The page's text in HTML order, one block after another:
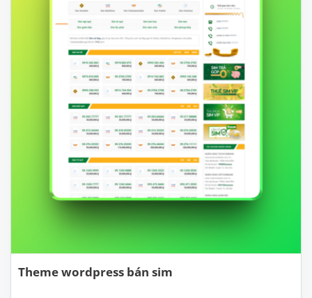
Theme wordpress bán sim